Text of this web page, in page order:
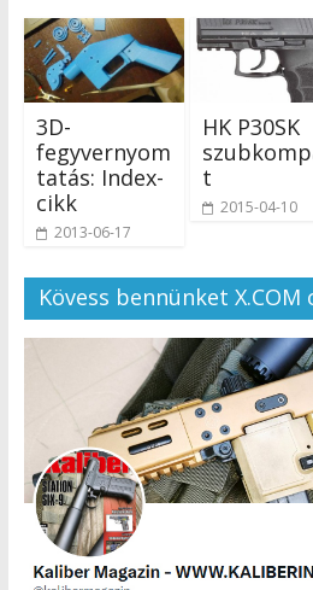
3D-
fegyvernyom
tatás: Index-
cikk
2013-06-17
HK P30SK
t
2015-04-10
Kövess bennünket X.COM